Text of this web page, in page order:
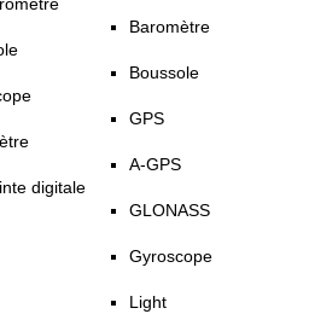
digitale
Baromètre
Boussole
GPS
A-GPS
GLONASS
Gyroscope
Light